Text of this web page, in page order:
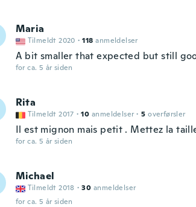
Maria
Tilmeldt 2020 · 118 anmeldelser
A bit smaller that expected but still
for ca. 5 år siden
Rita
Tilmeldt 2017 · 10 anmeldelser · 5 overførsler
Il est mignon mais petit . Mettez la
for ca. 5 år siden
Michael
Tilmeldt 2018 · 30 anmeldelser
for ca. 5 år siden